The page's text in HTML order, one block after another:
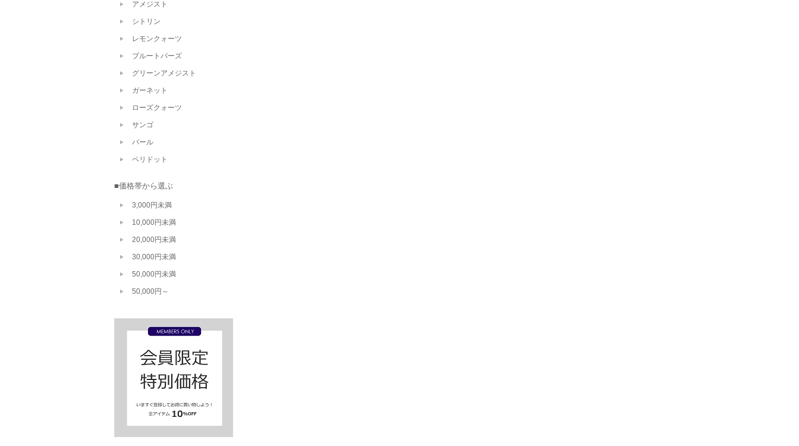
アメジスト
シトリン
レモンクォーツ
ブルートパーズ
グリーンアメジスト
ガーネット
ローズクォーツ
サンゴ
パール
ペリドット
■価格帯から選ぶ
3,000円未満
10,000円未満
20,000円未満
30,000円未満
50,000円未満
50,000円～